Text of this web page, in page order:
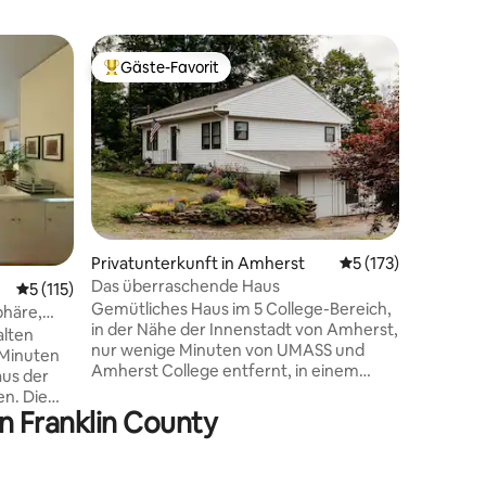
Bewertungen
Durchschnittliche Bewertung: 5 von 5, 115 Bewertungen
5 (115)
der
Die
mit
Beliebter Gäste-Favorit.
Gäste-Favorit
Privatunterkunft in Amherst Durchschnittliche
5 (173)
Das überraschende Haus
Gemütliches Haus im 5 College-Bereich,
in der Nähe der Innenstadt von Amherst,
nur wenige Minuten von UMASS und
Amherst College entfernt, in einem
malerischen Ausblicken. Kostenloses
schnelles WLAN und Parkplätze.
Franklin County